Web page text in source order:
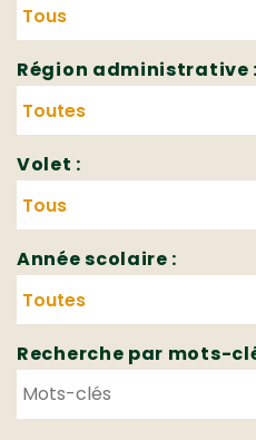
Région administrative :
Volet :
Année scolaire :
Recherche par mots-